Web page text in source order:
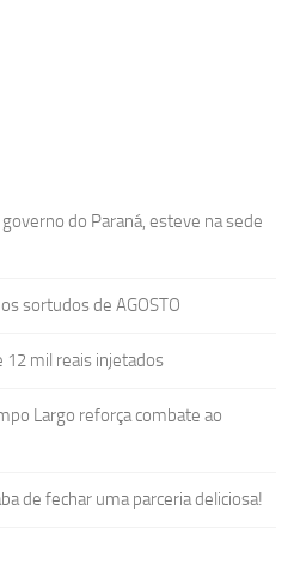
do Paraná, esteve na sede
sortudos de AGOSTO
12 mil reais injetados
Largo reforça combate ao
de fechar uma parceria deliciosa!